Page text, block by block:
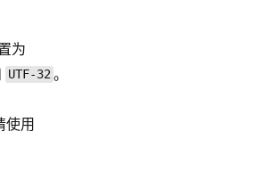
为
UTF-32。
使用